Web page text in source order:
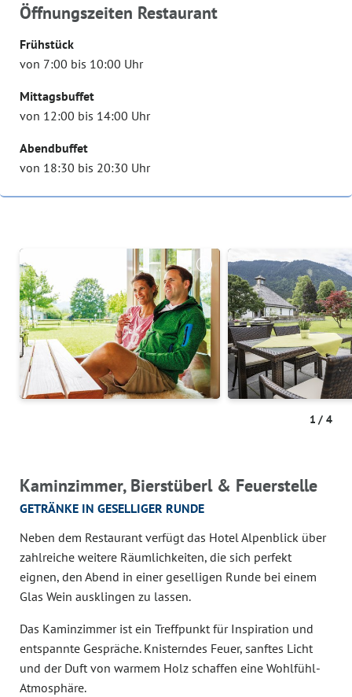
Öffnungszeiten Restaurant
Frühstück
von 7:00 bis 10:00 Uhr
Mittagsbuffet
von 12:00 bis 14:00 Uhr
Abendbuffet
von 18:30 bis 20:30 Uhr
1 / 4
Kaminzimmer, Bierstüberl & Feuerstelle
GETRÄNKE IN GESELLIGER RUNDE
Neben dem Restaurant verfügt das Hotel Alpenblick über
zahlreiche weitere Räumlichkeiten, die sich perfekt
eignen, den Abend in einer geselligen Runde bei einem
Glas Wein ausklingen zu lassen.
Das Kaminzimmer ist ein Treffpunkt für Inspiration und
entspannte Gespräche. Knisterndes Feuer, sanftes Licht
und der Duft von warmem Holz schaffen eine Wohlfühl-
Atmosphäre.